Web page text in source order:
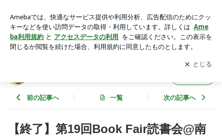
ふっかー復活委員会議事録
アプリをダウンロードして ブログの更新通知
を受け取りまし
ょう。
開く
前の記事へ 一覧 次の記事へ
【終了】第19回Book Fair読書会@南